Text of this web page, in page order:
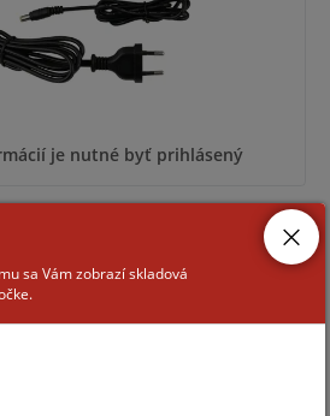
je nutné byť prihlásený
sa Vám zobrazí skladová